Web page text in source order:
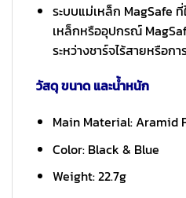
ระบบแม่เหล็ก MagSafe
เหล็กหรืออุปกรณ์
ระหว่างชาร์จไร้สายหรือก
วัสดุ ขนาด และน้ำหนัก
Main Material: Aramid
Color: Black & Blue
Weight: 22.7g